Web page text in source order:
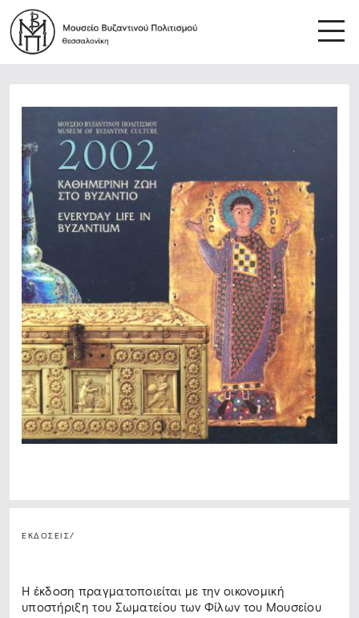
ΕΚΔΟΣΕΙΣ/
Η έκδοση πραγματοποιείται με την οικονομική
υποστήριξη του Σωματείου των Φίλων του Μουσείου